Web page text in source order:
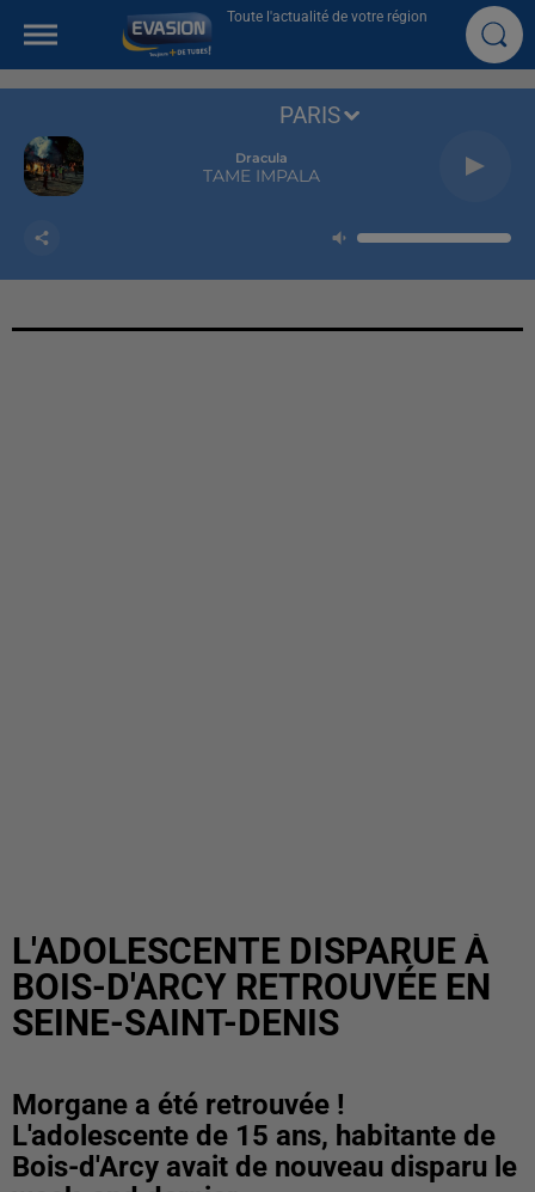
Toute l'actualité de votre région
Dracula
TAME IMPALA
PARIS
L'ADOLESCENTE DISPARUE À
BOIS-D'ARCY RETROUVÉE EN
SEINE-SAINT-DENIS
Morgane a été retrouvée !
L'adolescente de 15 ans, habitante de
Bois-d'Arcy avait de nouveau disparu le